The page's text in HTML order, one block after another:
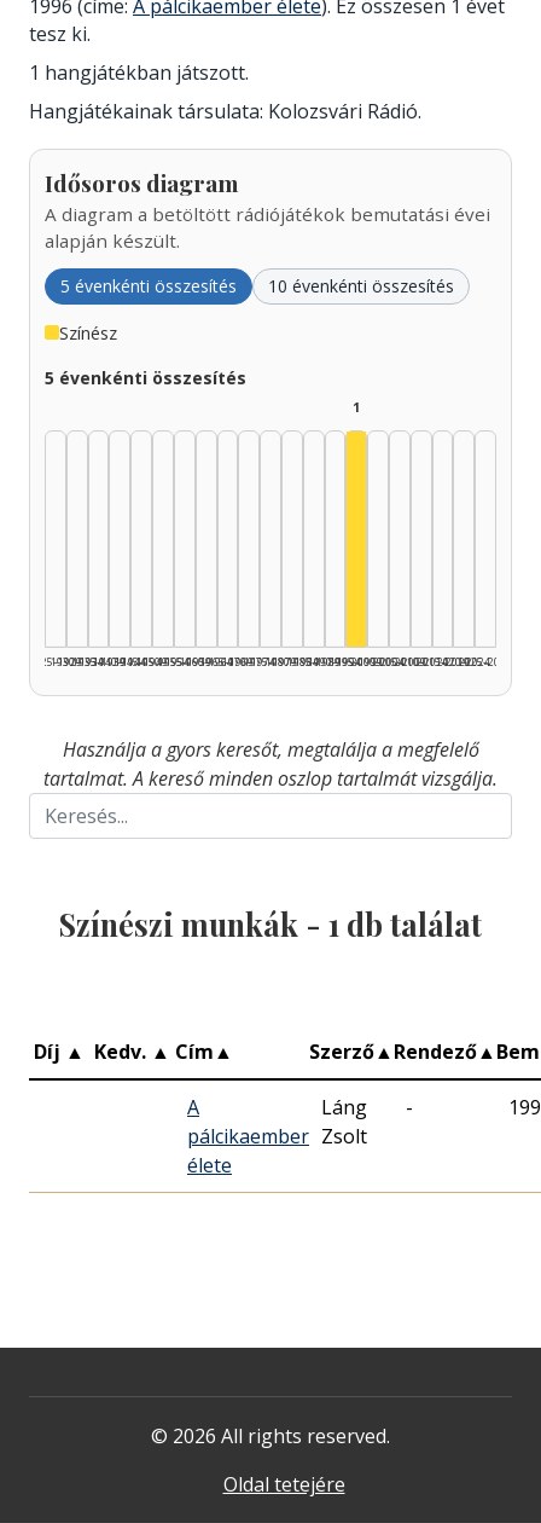
1996 (címe: A pálcikaember élete). Ez összesen 1 évet
tesz ki.
1 hangjátékban játszott.
Hangjátékainak társulata: Kolozsvári Rádió.
Idősoros diagram
A diagram a betöltött rádiójátékok bemutatási évei
alapján készült.
5 évenkénti összesítés 10 évenkénti összesítés
Színész
5 évenkénti összesítés
1925–1929
1930–1934
1935–1939
1940–1944
1945–1949
1950–1954
1955–1959
1960–1964
1965–1969
1970–1974
1975–1979
1980–1984
1985–1989
1990–1994
1
1995–1999
2000–2004
2005–2009
2010–2014
2015–2019
2020–2024
2025–2026
Használja a gyors keresőt, megtalálja a megfelelő
tartalmat. A kereső minden oszlop tartalmát vizsgálja.
Színészi munkák - 1 db találat
Díj ▲ Kedv. ▲ Cím▲ Szerző▲Rendező▲
A
pálcikaember
élete
Láng
Zsolt
-
© 2026 All rights reserved.
Oldal tetejére